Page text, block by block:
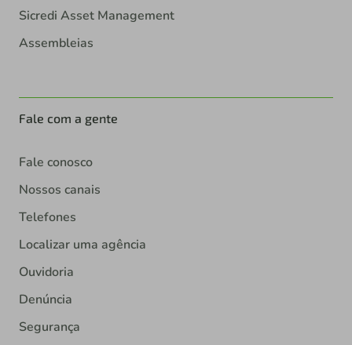
Sicredi Asset Management
Assembleias
Fale com a gente
Fale conosco
Nossos canais
Telefones
Localizar uma agência
Ouvidoria
Denúncia
Segurança